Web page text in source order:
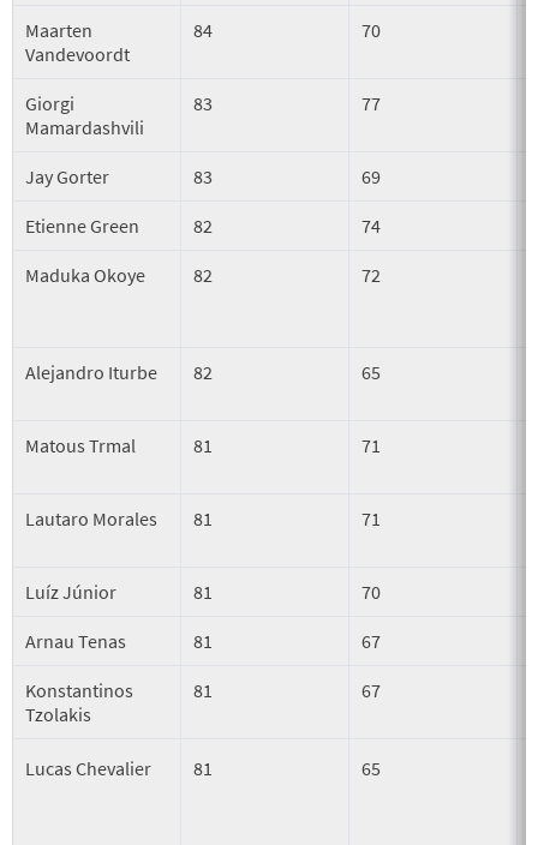
Maarten
Vandevoordt
84 70
Giorgi
Mamardashvili
83 77
Jay Gorter 83 69
Etienne Green 82 74
Maduka Okoye 82 72
Alejandro Iturbe 82 65
Matous Trmal 81 71
Lautaro Morales 81 71
Luíz Júnior 81 70
Arnau Tenas 81 67
Konstantinos
Tzolakis
81 67
Lucas Chevalier 81 65